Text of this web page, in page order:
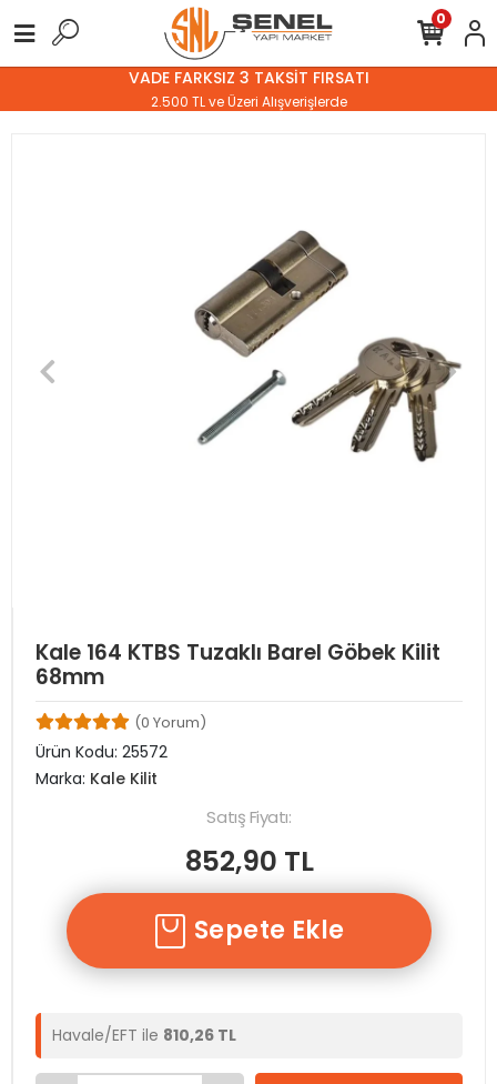
VADE FARKSIZ 3 TAKSİT FIRSATI
2.500 TL ve Üzeri Alışverişlerde
0
Kale 164 KTBS Tuzaklı Barel Göbek Kilit
68mm
(0 Yorum)
Ürün Kodu: 25572
Marka: Kale Kilit
Satış Fiyatı:
852,90 TL
Sepete Ekle
Havale/EFT ile 810,26 TL